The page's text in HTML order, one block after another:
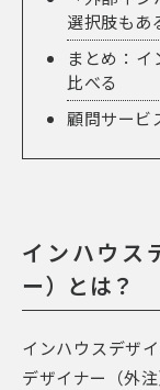
選択肢もあ
まとめ：
比べる
顧問サービ
インハウス
ー）とは？
インハウスデザ
デザイナー（外注